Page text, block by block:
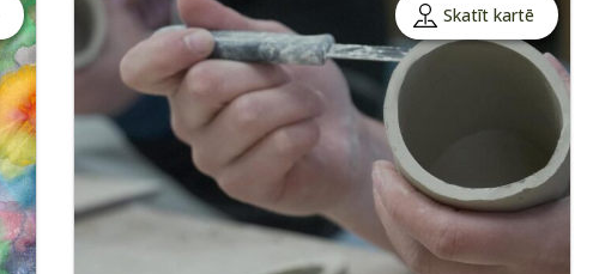
Skatīt kartē